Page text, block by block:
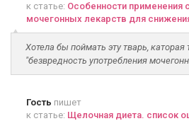
к статье: Особенности применения
мочегонных лекарств для
Хотела бы поймать эту тварь, каторая
"безвредность употребления
Гость пишет
к статье: Щелочная диета. список